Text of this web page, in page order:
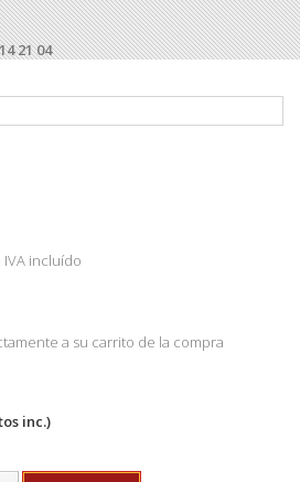
21 04
incluído
a su carrito de la compra
inc.)